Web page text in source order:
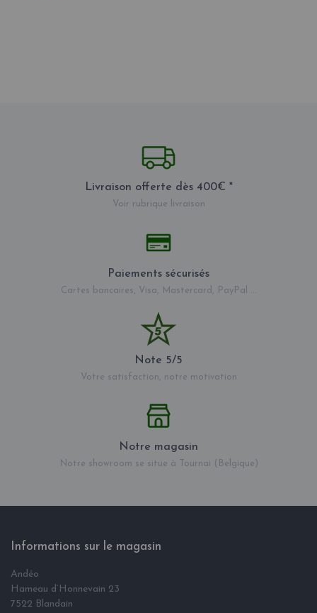
Livraison offerte dès 400€ *
Voir rubrique livraison
Paiements sécurisés
Cartes bancaires, Visa, Mastercard, PayPal ...
Note 5/5
Votre satisfaction, notre motivation
Notre magasin
Notre showroom se situe à Tournai (Belgique)
Informations sur le magasin
Andéo
Hameau d‘Honnevain 23
7522 Blandain